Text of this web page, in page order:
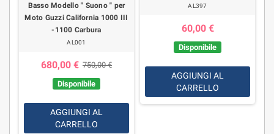
Basso Modello " Suono " per
Moto Guzzi California 1000 III
-1100 Carbura
AL001
680,00 € 750,00 €
Disponibile
AGGIUNGI AL
CARRELLO
AL397
60,00 €
Disponibile
AGGIUNGI AL
CARRELLO